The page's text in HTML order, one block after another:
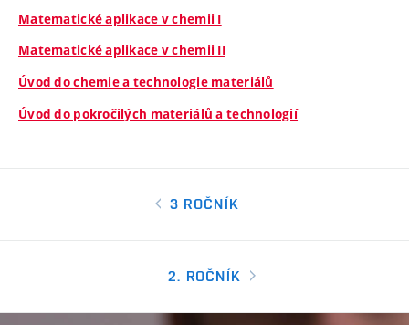
Matematické aplikace v chemii I
Matematické aplikace v chemii II
Úvod do chemie a technologie materiálů
Úvod do pokročilých materiálů a technologií
3 ROČNÍK
2. ROČNÍK